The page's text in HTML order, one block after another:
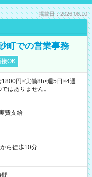
掲載日：2026.08.10
町での営業事務
接OK
円×実働8h×週5日×4週
はありません。
費支給
ら徒歩10分
間